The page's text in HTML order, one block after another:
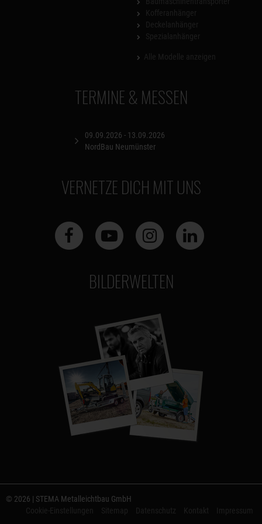
TERMINE & MESSEN
09.09.2026 - 13.09.2026
NordBau Neumünster
VERNETZE DICH MIT UNS
BILDERWELTEN
© 2026 | STEMA Metalleichtbau GmbH